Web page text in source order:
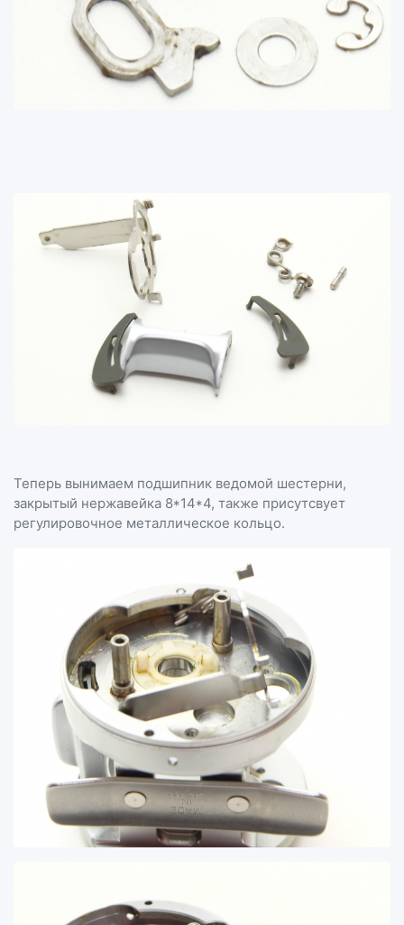
Теперь вынимаем подшипник ведомой шестерни,
закрытый нержавейка 8*14*4, также присутсвует
регулировочное металлическое кольцо.